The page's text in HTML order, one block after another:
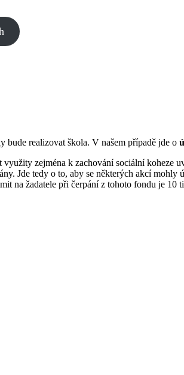
realizovat škola. V našem případě jde o
využity zejména k zachování sociální koheze
Jde tedy o to, aby se některých akcí
na žadatele při čerpání z tohoto fondu je